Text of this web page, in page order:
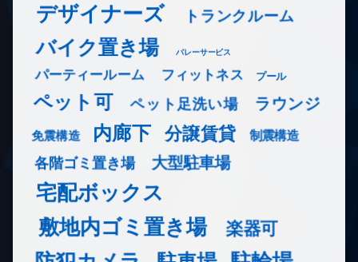
デザイナーズ トランクルーム
バイク置き場 バレーサービス
パーティールーム フィットネス プール
ペット可 ペット足洗い場 ラウンジ
免震構造 内廊下 分譲賃貸 制震構造
各階ゴミ置き場 大型駐車場
宅配ボックス
敷地内ゴミ置き場
楽器可